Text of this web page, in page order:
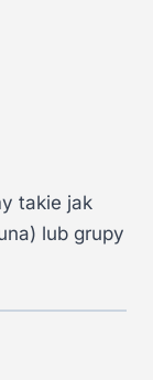
takie jak
lub grupy